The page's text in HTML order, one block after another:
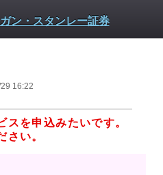
16:22
スを申込みたいです。
さい。